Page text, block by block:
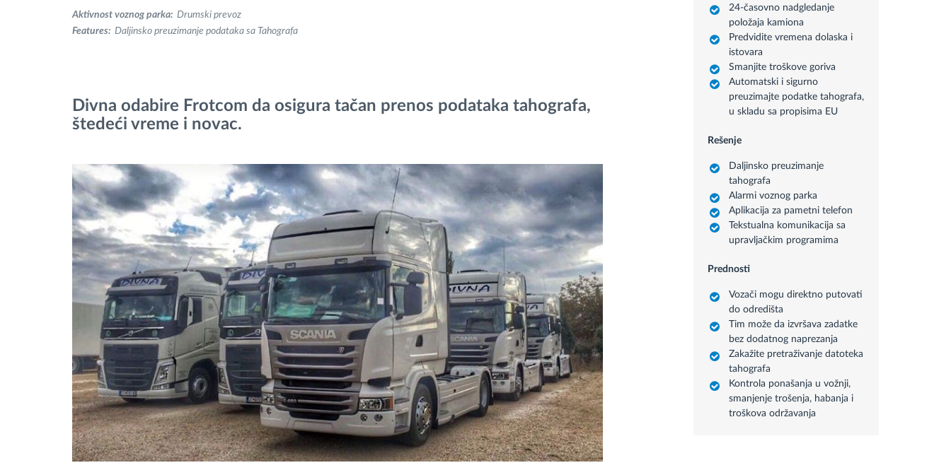
Upravljanje gorivom
Automatska identifikacija vozača
Aktivnost voznog parka: Drumski prevoz
Features: Daljinsko preuzimanje podataka sa Tahografa
Divna odabire Frotcom da osigura tačan prenos podataka tahografa,
štedeći vreme i novac.
24-časovno nadgledanje
položaja kamiona
Predvidite vremena dolaska i
istovara
Smanjite troškove goriva
Automatski i sigurno
preuzimajte podatke tahografa,
u skladu sa propisima EU
Rešenje
Daljinsko preuzimanje
tahografa
Alarmi voznog parka
Aplikacija za pametni telefon
Tekstualna komunikacija sa
upravljačkim programima
Prednosti
Vozači mogu direktno putovati
do odredišta
Tim može da izvršava zadatke
bez dodatnog naprezanja
Zakažite pretraživanje datoteka
tahografa
Kontrola ponašanja u vožnji,
smanjenje trošenja, habanja i
troškova održavanja